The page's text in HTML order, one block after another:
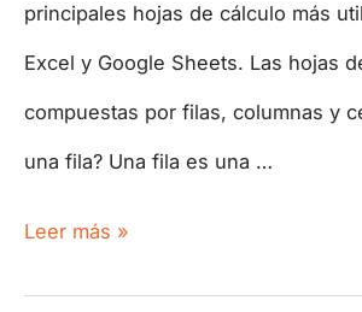
principales hojas de cálculo más
Excel y Google Sheets. Las hojas
compuestas por filas, columnas y
una fila? Una fila es una …
Leer más »